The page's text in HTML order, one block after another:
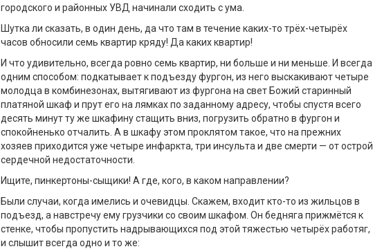
городского и районных УВД начинали сходить с ума.
Шутка ли сказать, в один день, да что там в течение каких-то трёх-четырёх
часов обносили семь квартир кряду! Да каких квартир!
И что удивительно, всегда ровно семь квартир, ни больше и ни меньше. И всегда
одним способом: подкатывает к подъезду фургон, из него выскакивают четыре
молодца в комбинезонах, вытягивают из фургона на свет Божий старинный
платяной шкаф и прут его на лямках по заданному адресу, чтобы спустя всего
десять минут ту же шкафину стащить вниз, погрузить обратно в фургон и
спокойненько отчалить. А в шкафу этом проклятом такое, что на прежних
хозяев приходится уже четыре инфаркта, три инсульта и две смерти — от острой
сердечной недостаточности.
Ищите, пинкертоны-сыщики! А где, кого, в каком направлении?
Были случаи, когда имелись и очевидцы. Скажем, входит кто-то из жильцов в
подъезд, а навстречу ему грузчики со своим шкафом. Он бедняга прижмётся к
стенке, чтобы пропустить надрывающихся под этой тяжестью четырёх работяг,
и слышит всегда одно и то же: